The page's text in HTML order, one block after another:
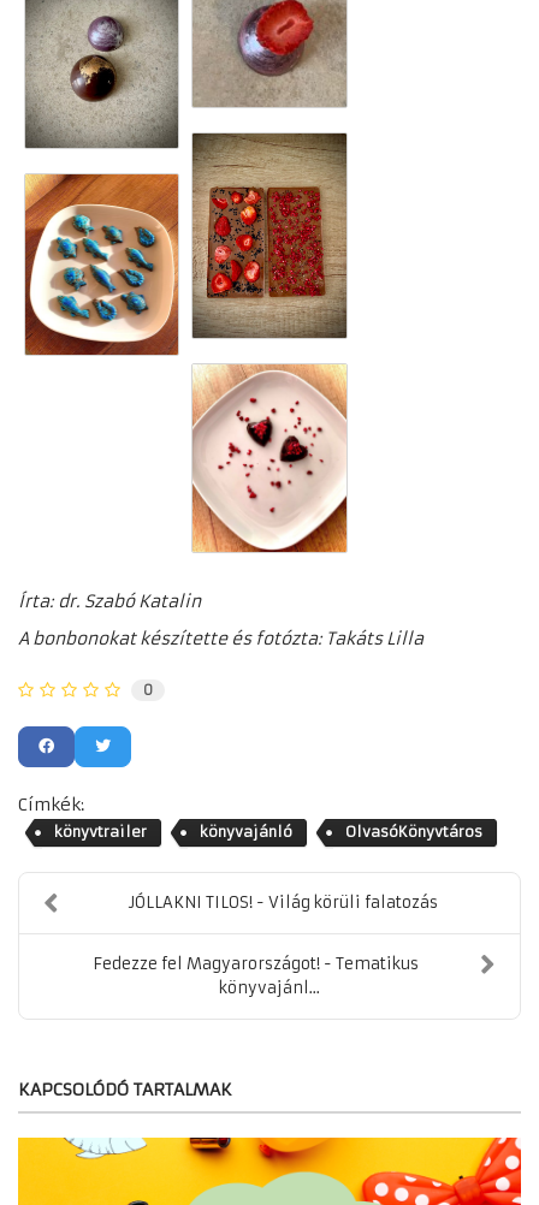
Írta: dr. Szabó Katalin
A bonbonokat készítette és fotózta: Takáts Lilla
0
Címkék:
könyvtrailer könyvajánló OlvasóKönyvtáros
JÓLLAKNI TILOS! - Világ körüli falatozás
Fedezze fel Magyarországot! - Tematikus
könyvajánl...
KAPCSOLÓDÓ TARTALMAK